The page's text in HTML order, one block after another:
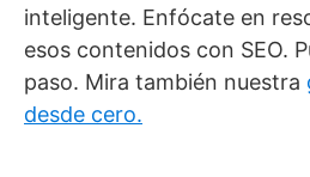
inteligente. Enfócate en
esos contenidos con SEO.
paso. Mira también nuestra
desde cero.